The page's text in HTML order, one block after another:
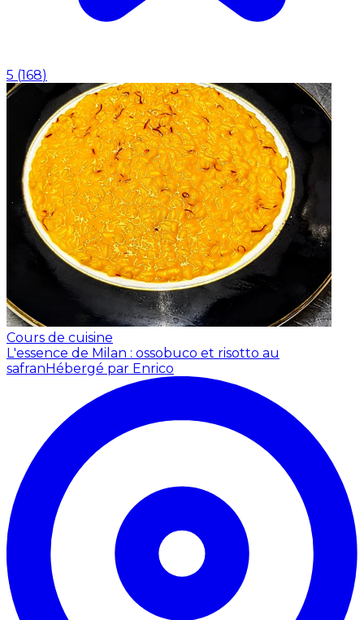
5 (168)
Cours de cuisine
L'essence de Milan : ossobuco et risotto au
safranHébergé par Enrico